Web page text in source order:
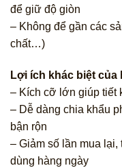
để giữ độ giòn
– Không để gần các
chất…)
Lợi ích khác biệt
– Kích cỡ lớn giúp tiết
– Dễ dàng chia khẩu
bận rộn
– Giảm số lần mua
dùng hàng ngày